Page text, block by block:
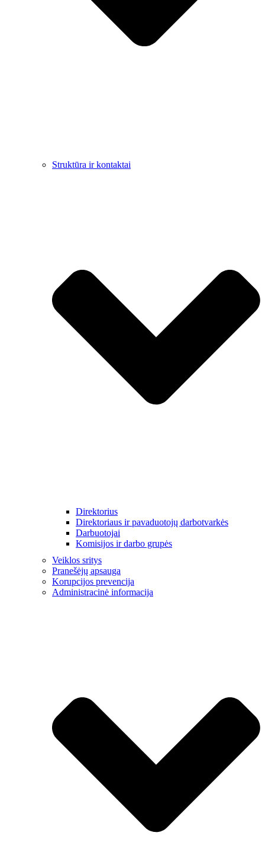
Struktūra ir kontaktai
Direktorius
Direktoriaus ir pavaduotojų darbotvarkės
Darbuotojai
Komisijos ir darbo grupės
Veiklos sritys
Pranešėjų apsauga
Korupcijos prevencija
Administracinė informacija